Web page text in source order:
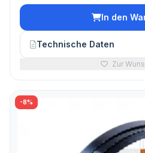
In den
Technische Daten
Zur
-8%